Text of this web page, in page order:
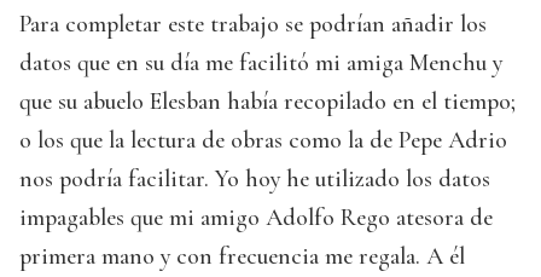
Para completar este trabajo se podrían añadir los
datos que en su día me facilitó mi amiga Menchu y
que su abuelo Elesban había recopilado en el tiempo;
o los que la lectura de obras como la de Pepe Adrio
nos podría facilitar. Yo hoy he utilizado los datos
impagables que mi amigo Adolfo Rego atesora de
primera mano y con frecuencia me regala. A él